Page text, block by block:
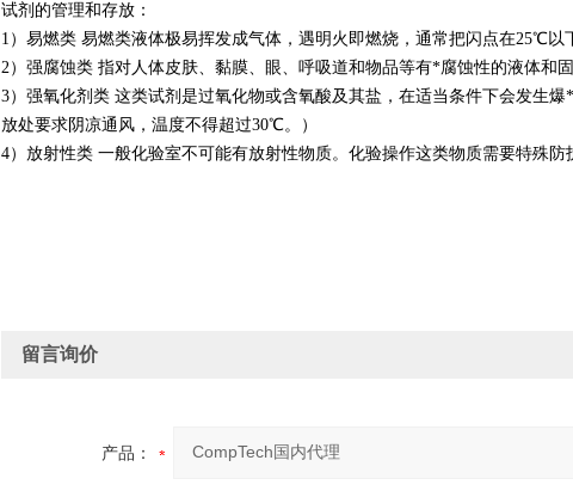
试剂的管理和存放：
1）易燃类 易燃类液体极易挥发成气体，遇明火即燃烧，通常把闪点在25℃以
2）强腐蚀类 指对人体皮肤、黏膜、眼、呼吸道和物品等有*腐蚀性的液体和
3）强氧化剂类 这类试剂是过氧化物或含氧酸及其盐，在适当条件下会发生
放处要求阴凉通风，温度不得超过30℃。）
4）放射性类 一般化验室不可能有放射性物质。化验操作这类物质需要特殊
留言询价
产品：